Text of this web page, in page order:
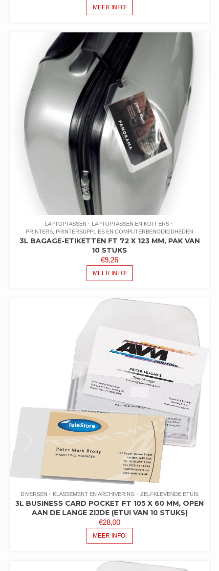
MEER INFO!
LAPTOPTASSEN
LAPTOPTASSEN EN KOFFERS
PRINTERS, PRINTERSUPPLIES EN COMPUTERBENODIGDHEDEN
3L BAGAGE-ETIKETTEN FT 72 X 123 MM, PAK VAN
10 STUKS
€9,26
MEER INFO!
DIVERSEN KLASSEMENT EN ARCHIVERING ZELFKLEVENDE ETUIS
3L BUSINESS CARD POCKET FT 105 X 60 MM, OPEN
AAN DE LANGE ZIJDE (ETUI VAN 10 STUKS)
€28,00
MEER INFO!